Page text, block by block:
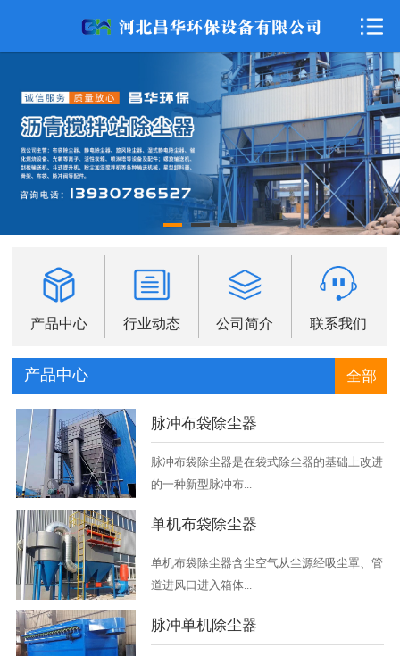
网站首页
公司简介
产品展示
联系我们
产品中心 行业动态 公司简介 联系我们
产品中心 全部
脉冲布袋除尘器
脉冲布袋除尘器是在袋式除尘器的基础上改进
的一种新型脉冲布...
单机布袋除尘器
单机布袋除尘器含尘空气从尘源经吸尘罩、管
道进风口进入箱体...
脉冲单机除尘器